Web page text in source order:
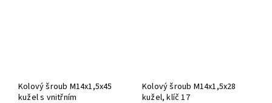
Kolový šroub M14x1,5x45
kužel s vnitřním
Kolový šroub M14x1,5x28
kužel, klíč 17